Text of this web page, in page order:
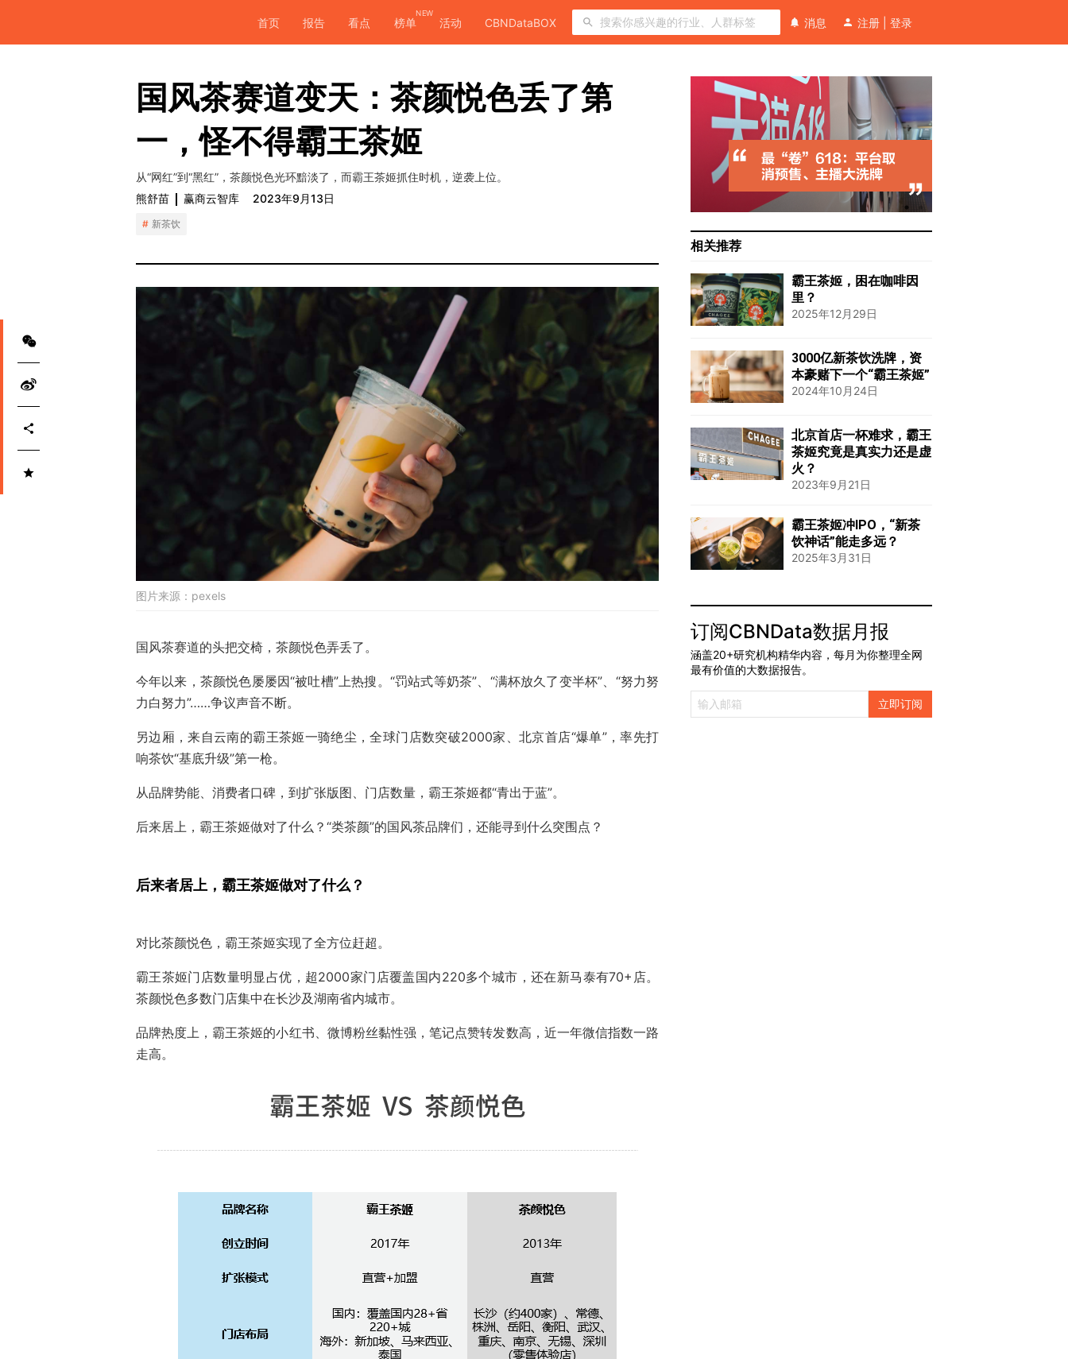
首页 报告 看点 榜单
NEW
活动 CBNDataBOX 消息 注册 登录
国风茶赛道变天：茶颜悦色丢了第
一，怪不得霸王茶姬
从“网红”到“黑红”，茶颜悦色光环黯淡了，而霸王茶姬抓住时机，逆袭上位。
熊舒苗
赢商云智库 2023年9月13日
新茶饮
图片来源： pexels
国风茶赛道的头把交椅，茶颜悦色弄丢了。
今年以来，茶颜悦色屡屡因“被吐槽”上热搜。“罚站式等奶茶”、“满杯放久了变半杯”、“努力努
力白努力”……争议声音不断。
另边厢，来自云南的霸王茶姬一骑绝尘，全球门店数突破2000家、北京首店“爆单”，率先打
响茶饮“基底升级”第一枪。
从品牌势能、消费者口碑，到扩张版图、门店数量，霸王茶姬都“青出于蓝”。
后来居上，霸王茶姬做对了什么？“类茶颜”的国风茶品牌们，还能寻到什么突围点？
后来者居上，霸王茶姬做对了什么？
对比茶颜悦色，霸王茶姬实现了全方位赶超。
霸王茶姬门店数量明显占优，超2000家门店覆盖国内220多个城市，还在新马泰有70+店。
茶颜悦色多数门店集中在长沙及湖南省内城市。
品牌热度上，霸王茶姬的小红书、微博粉丝黏性强，笔记点赞转发数高，近一年微信指数一路
走高。
相关推荐
霸王茶姬，困在咖啡因
里？
2025年12月29日
3000亿新茶饮洗牌，资
本豪赌下一个“霸王茶姬”
2024年10月24日
北京首店一杯难求，霸王
茶姬究竟是真实力还是虚
火？
2023年9月21日
霸王茶姬冲IPO，“新茶
饮神话”能走多远？
2025年3月31日
订阅CBNData数据月报
涵盖20+研究机构精华内容，每月为你整理全网
最有价值的大数据报告。
立即订阅